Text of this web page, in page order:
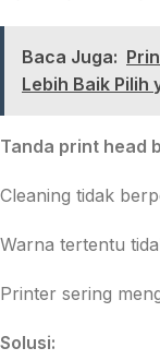
Baca Juga:
Lebih Baik Pilih
Tanda print head
Cleaning tidak
Warna tertentu
Printer sering
Solusi: